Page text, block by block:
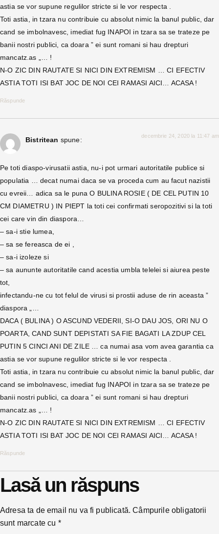
astia se vor supune regulilor stricte si le vor respecta .
Toti astia, in tzara nu contribuie cu absolut nimic la banul public, dar
cand se imbolnavesc, imediat fug INAPOI in tzara sa se trateze pe
banii nostri publici, ca doara ” ei sunt romani si hau drepturi
mancatz.as „… !
N-O ZIC DIN RAUTATE SI NICI DIN EXTREMISM … CI EFECTIV
ASTIA TOTI ISI BAT JOC DE NOI CEI RAMASI AICI… ACASA !
Răspunde
Bistritean spune: decembrie 24, 2020 la 11:47 am
Pe toti diaspo-virusatii astia, nu-i pot urmari autoritatile publice si
populatia … decat numai daca se va proceda cum au facut nazistii
cu evreii… adica sa le puna O BULINA ROSIE ( DE CEL PUTIN 10
CM DIAMETRU ) IN PIEPT la toti cei confirmati seropozitivi si la toti
cei care vin din diaspora…
– sa-i stie lumea,
– sa se fereasca de ei ,
– sa-i izoleze si
– sa aununte autoritatile cand acestia umbla telelei si aiurea peste
tot,
infectandu-ne cu tot felul de virusi si prostii aduse de rin aceasta ”
diaspora „…
DACA ( BULINA ) O ASCUND VEDERII, SI-O DAU JOS, ORI NU O
POARTA, CAND SUNT DEPISTATI SA FIE BAGATI LA ZDUP CEL
PUTIN 5 CINCI ANI DE ZILE … ca numai asa vom avea garantia ca
astia se vor supune regulilor stricte si le vor respecta .
Toti astia, in tzara nu contribuie cu absolut nimic la banul public, dar
cand se imbolnavesc, imediat fug INAPOI in tzara sa se trateze pe
banii nostri publici, ca doara ” ei sunt romani si hau drepturi
mancatz.as „… !
N-O ZIC DIN RAUTATE SI NICI DIN EXTREMISM … CI EFECTIV
ASTIA TOTI ISI BAT JOC DE NOI CEI RAMASI AICI… ACASA !
Răspunde
Lasă un răspuns
Adresa ta de email nu va fi publicată. Câmpurile obligatorii
sunt marcate cu *